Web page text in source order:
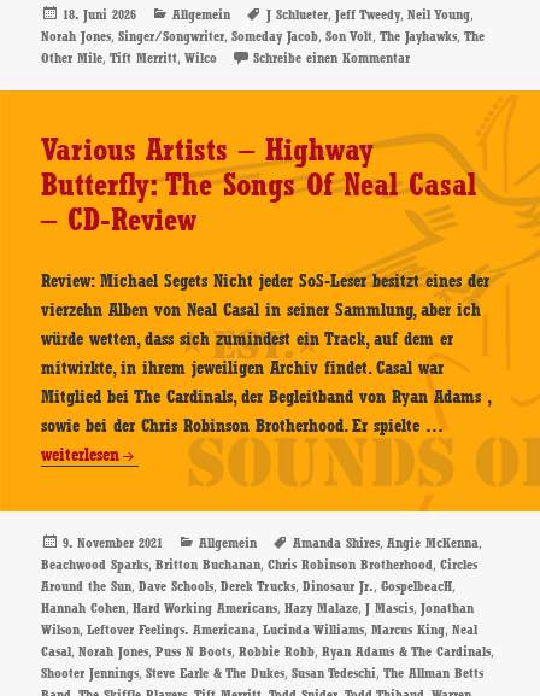
The
Other
Mile
Review
Veröffentlicht
am
18. Juni 2026 Kategorien
Allgemein Schlagwörter
J Schlueter,Jeff Tweedy,Neil Young,
Norah Jones,Singer/Songwriter,Someday Jacob,Son Volt,The Jayhawks,The
Other Mile,Tift Merritt,Wilco Schreibe einen Kommentarzu J Schlueter – The
Various Artists – Highway
Butterfly: The Songs Of Neal Casal
– CD-Review
Review: Michael Segets Nicht jeder SoS-Leser besitzt eines der
vierzehn Alben von Neal Casal in seiner Sammlung, aber ich
würde wetten, dass sich zumindest ein Track, auf dem er
mitwirkte, in ihrem jeweiligen Archiv findet. Casal war
Mitglied bei The Cardinals, der Begleitband von Ryan Adams ,
sowie bei der Chris Robinson Brotherhood. Er spielte …
Artists
–
Highway
Butterfly:
The
Songs
Of
Neal
Casal
weiterlesen
Veröffentlicht
am
9. November 2021 Kategorien
Allgemein Schlagwörter
Amanda Shires,Angie McKenna,
Beachwood Sparks,Britton Buchanan,Chris Robinson Brotherhood,Circles
Around the Sun,Dave Schools,Derek Trucks,Dinosaur Jr.,GospelbeacH,
Hannah Cohen,Hard Working Americans,Hazy Malaze,J Mascis,Jonathan
Wilson,Leftover Feelings. Americana,Lucinda Williams,Marcus King,Neal
Casal,Norah Jones,Puss N Boots,Robbie Robb,Ryan Adams & The Cardinals,
Shooter Jennings,Steve Earle & The Dukes,Susan Tedeschi,The Allman Betts